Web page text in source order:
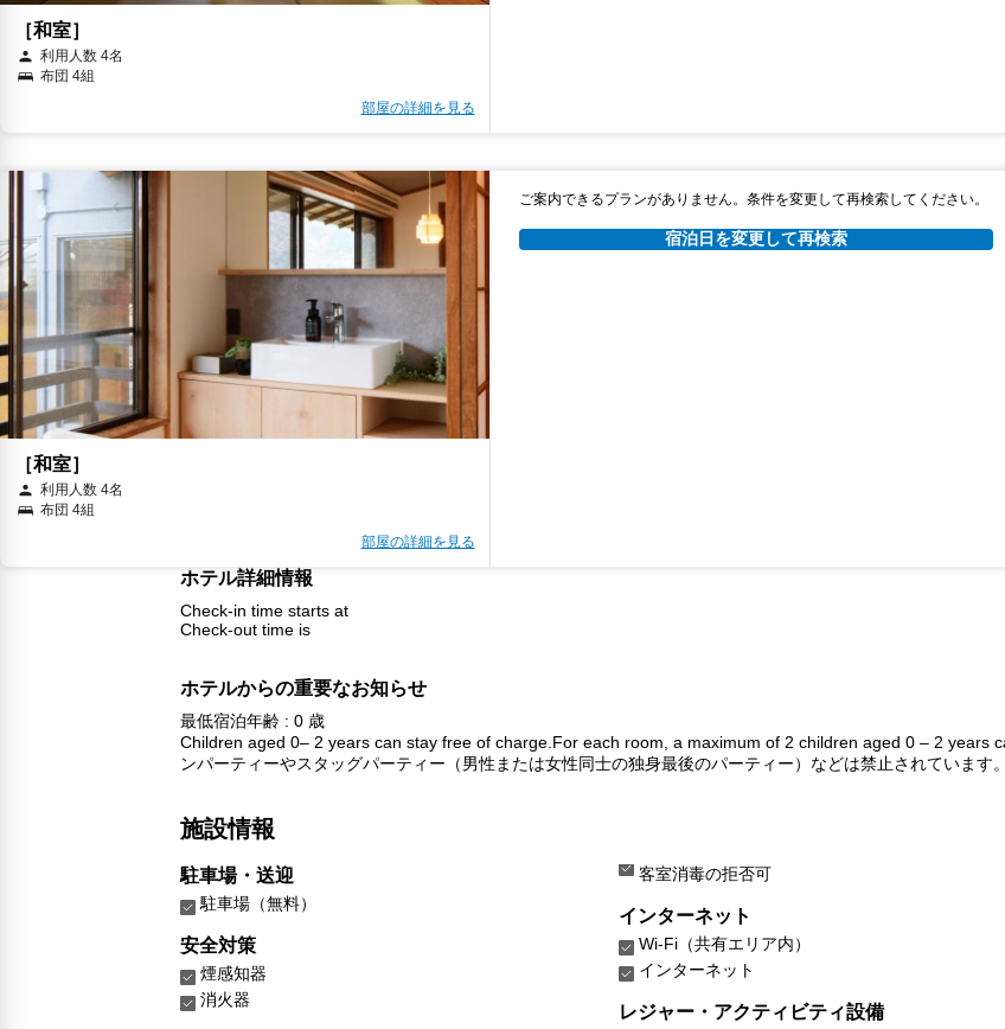
［和室］
利用人数 4名
布団 4組
部屋の詳細を見る
［和室］
利用人数 4名
布団 4組
部屋の詳細を見る
ご案内できるプランがありません。条件を変更して再検索してください。
宿泊日を変更して再検索
ホテル詳細情報
Check-in time starts at
Check-out time is
ホテルからの重要なお知らせ
最低宿泊年齢 : 0 歳
Children aged 0– 2 years can stay free of charge.For each room, a maximum of 2 children aged 0 – 2 years
ンパーティーやスタッグパーティー（男性または女性同士の独身最後のパーティー）などは禁止されています。
施設情報
駐車場・送迎
駐車場（無料）
安全対策
煙感知器
消火器
客室消毒の拒否可
インターネット
Wi-Fi（共有エリア内）
インターネット
レジャー・アクティビティ設備